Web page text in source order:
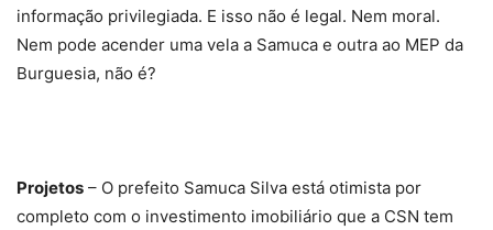
informação privilegiada. E isso não é legal. Nem moral.
Nem pode acender uma vela a Samuca e outra ao MEP da
Burguesia, não é?
Projetos – O prefeito Samuca Silva está otimista por
completo com o investimento imobiliário que a CSN tem